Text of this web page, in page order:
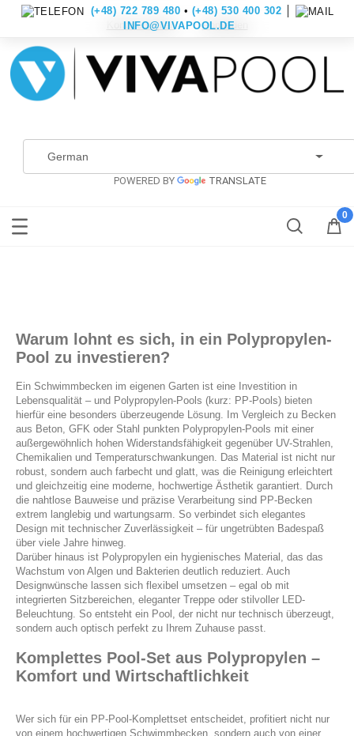
Konto erstellen Anmelden
POWERED BY TRANSLATE
(+48) 722 789 480 • (+48) 530 400 302
INFO@VIVAPOOL.DE
Warum lohnt es sich, in ein Polypropylen-
Pool zu investieren?
Ein Schwimmbecken im eigenen Garten ist eine Investition in
Lebensqualität – und Polypropylen-Pools (kurz: PP-Pools) bieten
hierfür eine besonders überzeugende Lösung. Im Vergleich zu Becken
aus Beton, GFK oder Stahl punkten Polypropylen-Pools mit einer
außergewöhnlich hohen Widerstandsfähigkeit gegenüber UV-Strahlen,
Chemikalien und Temperaturschwankungen. Das Material ist nicht nur
robust, sondern auch farbecht und glatt, was die Reinigung erleichtert
und gleichzeitig eine moderne, hochwertige Ästhetik garantiert. Durch
die nahtlose Bauweise und präzise Verarbeitung sind PP-Becken
extrem langlebig und wartungsarm. So verbindet sich elegantes
Design mit technischer Zuverlässigkeit – für ungetrübten Badespaß
über viele Jahre hinweg.
Darüber hinaus ist Polypropylen ein hygienisches Material, das das
Wachstum von Algen und Bakterien deutlich reduziert. Auch
Designwünsche lassen sich flexibel umsetzen – egal ob mit
integrierten Sitzbereichen, eleganter Treppe oder stilvoller LED-
Beleuchtung. So entsteht ein Pool, der nicht nur technisch überzeugt,
sondern auch optisch perfekt zu Ihrem Zuhause passt.
Komplettes Pool-Set aus Polypropylen –
Komfort und Wirtschaftlichkeit
Wer sich für ein PP-Pool-Komplettset entscheidet, profitiert nicht nur
von einem hochwertigen Schwimmbecken, sondern auch von einer